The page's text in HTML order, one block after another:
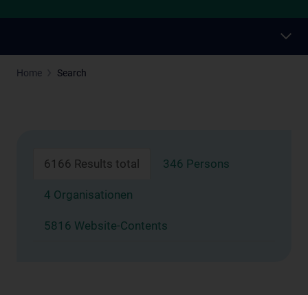
Home Search
6166 Results total 346 Persons
4 Organisationen
5816 Website-Contents